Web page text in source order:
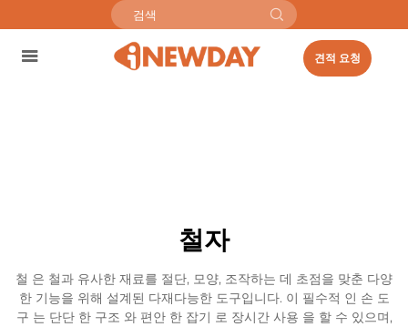
견적 요청
철자
철 은 철과 유사한 재료를 절단, 모양, 조작하는 데 초점을 맞춘 다양
한 기능을 위해 설계된 다재다능한 도구입니다. 이 필수적 인 손 도
구 는 단단 한 구조 와 편안 한 잡기 로 장시간 사용 을 할 수 있으며,